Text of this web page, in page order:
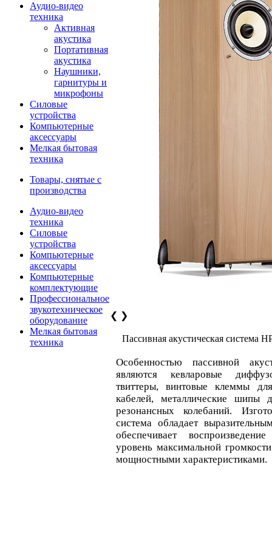
Аудио-видео
техника
Активная
акустика
Портативная
акустика
Наушники,
гарнитуры и
микрофоны
Силовые
устройства
Компьютерные
аксессуары
Мелкая бытовая
техника
Товары, снятые с
производства
Аудио-видео
техника
Силовые
устройства
Компьютерные
аксессуары
Компьютерные
комплектующие
Профессиональное
звукотехническое
оборудование
Мелкая бытовая
техника
❮ ❯
Пассивная акустическая система
Особенностью пассивной
являются кевларовые
твиттеры, винтовые клеммы
кабелей, металлические шипы
резонансных колебаний.
система обладает
обеспечивает
уровень максимальной
мощностными характеристиками.